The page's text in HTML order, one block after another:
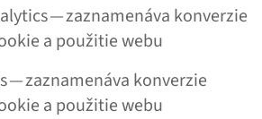
— zaznamenáva konverzie
a použitie webu
— zaznamenáva konverzie
a použitie webu